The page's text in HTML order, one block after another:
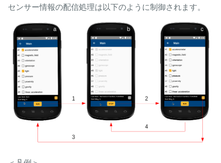
センサー情報の配信処理は以下のように制御されます。